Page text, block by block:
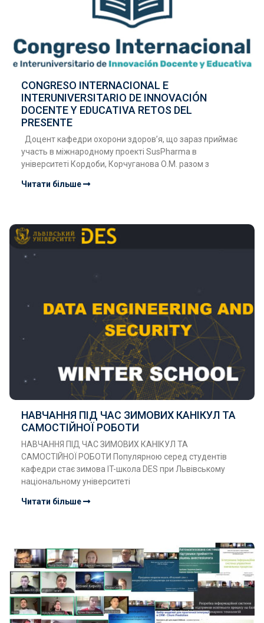
CONGRESO INTERNACIONAL E
INTERUNIVERSITARIO DE INNOVACIÓN
DOCENTE Y EDUCATIVA RETOS DEL
PRESENTE
Доцент кафедри охорони здоров’я, що зараз приймає
участь в міжнародному проекті SusPharma в
університеті Кордоби, Корчуганова О.М. разом з
Читати більше
НАВЧАННЯ ПІД ЧАС ЗИМОВИХ КАНІКУЛ ТА
САМОСТІЙНОЇ РОБОТИ
НАВЧАННЯ ПІД ЧАС ЗИМОВИХ КАНІКУЛ ТА
САМОСТІЙНОЇ РОБОТИ Популярною серед студентів
кафедри стає зимова IT-школа DES при Львівському
національному університеті
Читати більше